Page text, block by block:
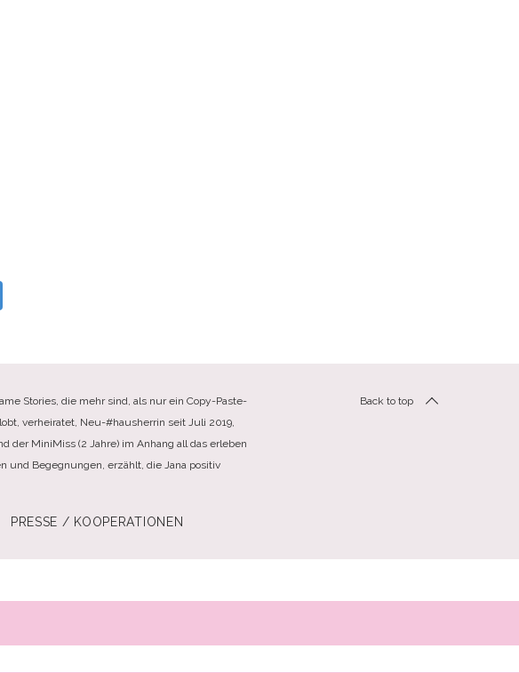
Stories, die mehr sind, als nur ein Copy-Paste-
verheiratet, Neu-#hausherrin seit Juli 2019,
der MiniMiss (2 Jahre) im Anhang all das erleben
und Begegnungen, erzählt, die Jana positiv
Back to top
PRESSE / KOOPERATIONEN